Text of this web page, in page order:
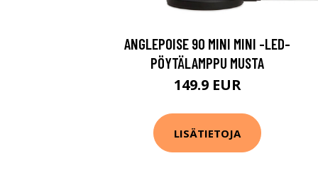
ANGLEPOISE 90 MINI MINI -LED-
PÖYTÄLAMPPU MUSTA
149.9 EUR
LISÄTIETOJA